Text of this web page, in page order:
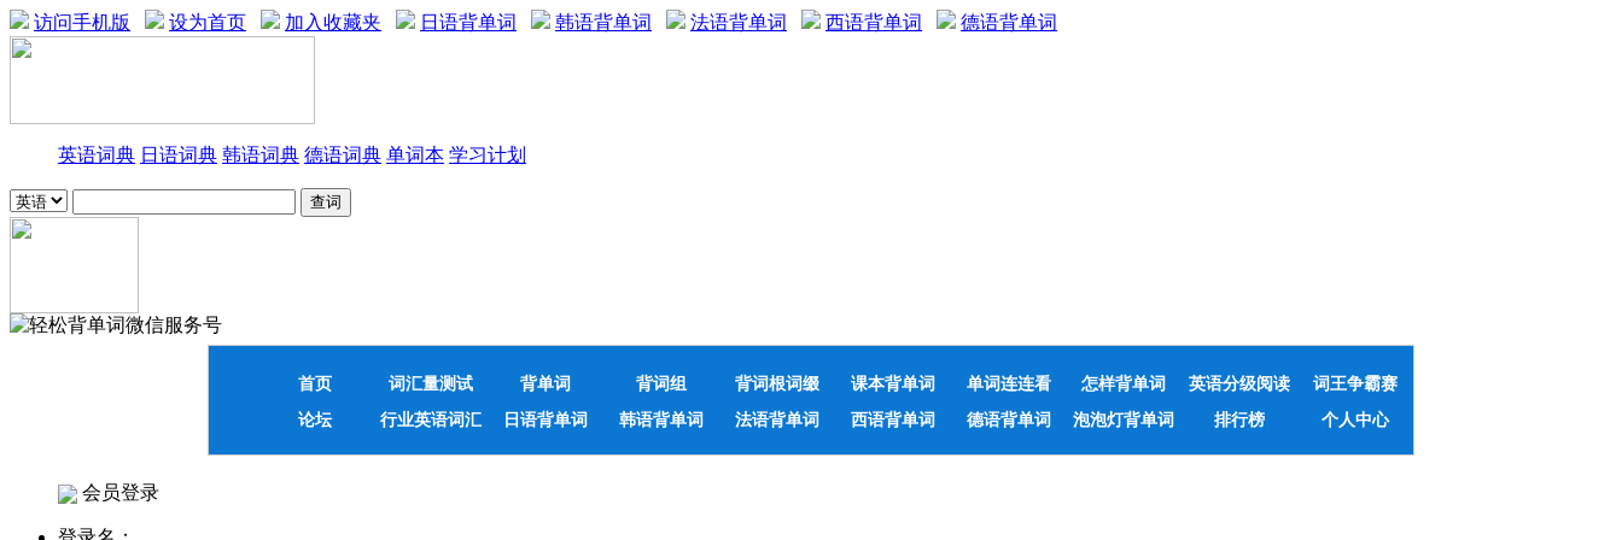
访问手机版 设为首页 加入收藏夹 日语背单词 韩语背单词 法语背单词 西语背单词 德语背单词
英语词典 日语词典 韩语词典 德语词典 单词本 学习计划
首页 词汇量测试 背单词 背词组 背词根词缀 课本背单词 单词连连看 怎样背单词 英语分级阅读
词王争霸赛
论坛
行业英语词汇 日语背单词 韩语背单词 法语背单词 西语背单词 德语背单词 泡泡灯背单词 排行榜 个人中心
会员登录